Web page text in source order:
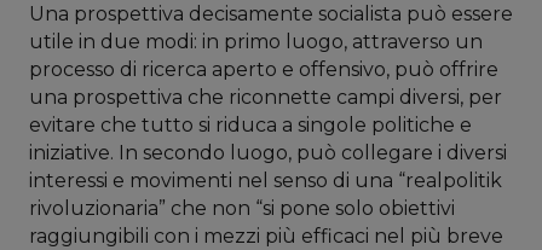
Una prospettiva decisamente socialista può essere
utile in due modi: in primo luogo, attraverso un
processo di ricerca aperto e offensivo, può offrire
una prospettiva che riconnette campi diversi, per
evitare che tutto si riduca a singole politiche e
iniziative. In secondo luogo, può collegare i diversi
interessi e movimenti nel senso di una “realpolitik
rivoluzionaria” che non “si pone solo obiettivi
raggiungibili con i mezzi più efficaci nel più breve